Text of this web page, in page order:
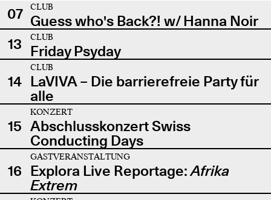
07
CLUB
Guess who's Back?! w/ Hanna Noir
13
CLUB
Friday Psyday
14
CLUB
LaVIVA – Die barrierefreie Party für
alle
15
KONZERT
Abschlusskonzert Swiss
Conducting Days
16
GASTVERANSTALTUNG
Explora Live Reportage:Afrika
Extrem